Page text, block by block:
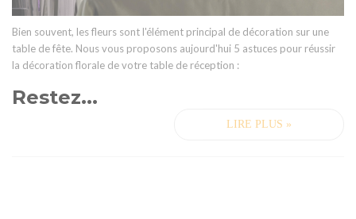
Bien souvent, les fleurs sont l'élément principal de décoration sur une
table de fête. Nous vous proposons aujourd'hui 5 astuces pour réussir
la décoration florale de votre table de réception :
Restez...
LIRE PLUS »